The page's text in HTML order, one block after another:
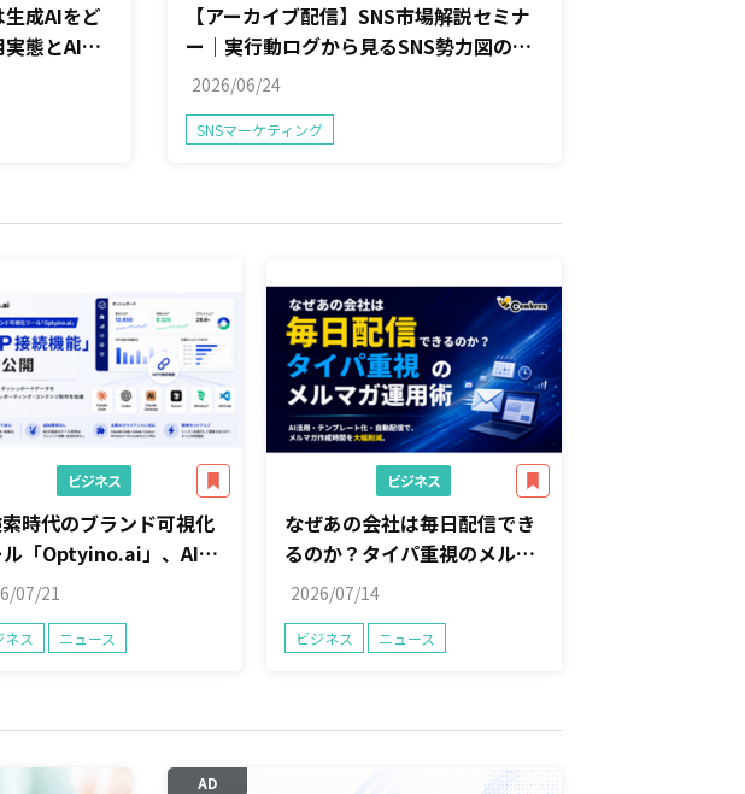
生成AIをど
態とAI時
【アーカイブ配信】SNS市場解説セミナ
ー｜実行動ログから見るSNS勢力図の現
在とユーザーの特徴を徹底解説
2026/06/24
SNSマーケティング
ビジネス
時代のブランド可視化
ル「Optyino.ai」、AIエ
ェントからダッシュボー
ータを直接参照できる
接続」機能を一般公開
07/21
ネス ニュース
ビジネス
なぜあの会社は毎日配信でき
るのか？タイパ重視のメルマ
ガ運用術【株式会社コンビー
2026/07/14
ビジネス ニュース
AD